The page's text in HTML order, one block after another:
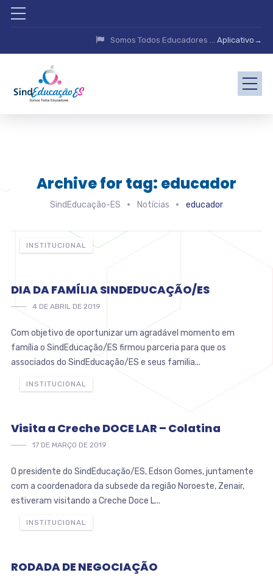
Somos Todos Educadores ...Aplicativo→
Archive for tag: educador
SindEducação-ES Notícias educador
INSTITUCIONAL
DIA DA FAMÍLIA SINDEDUCAÇÃO/ES
4 DE ABRIL DE 2019
Com objetivo de oportunizar um agradável momento em
família o SindEducação/ES firmou parceria para que os
associados do SindEducação/ES e seus familia...
INSTITUCIONAL
Visita a Creche DOCE LAR – Colatina
17 DE MARÇO DE 2019
O presidente do SindEducação/ES, Edson Gomes, juntamente
com a coordenadora da subsede da região Noroeste, Zenair,
estiveram visitando a Creche Doce L...
INSTITUCIONAL
RODADA DE NEGOCIAÇÃO